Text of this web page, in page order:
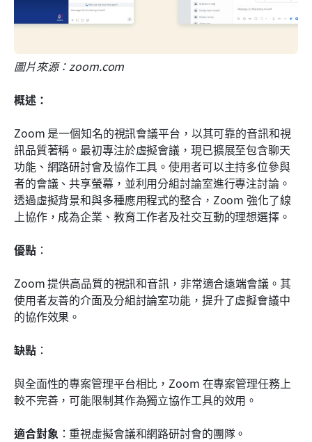
圖片來源：zoom.com
概述：
Zoom 是一個知名的視訊會議平台，以其可靠的音訊和視
訊品質著稱。最初專注於虛擬會議，現已擴展至包含聊天
功能、網路研討會及協作工具。使用者可以主持多位參與
者的會議、共享螢幕，並利用分組討論室進行專注討論。
透過虛擬背景和與多種應用程式的整合，Zoom 強化了線
上協作，成為企業、教育工作者及社交互動的理想選擇。
優點：
Zoom 提供高品質的視訊和音訊，非常適合遠端會議。其
使用者友善的介面及分組討論室功能，提升了虛擬會議中
的協作效果。
缺點：
與全面性的專案管理平台相比，Zoom 在專案管理任務上
較不完善，可能限制其作為獨立協作工具的效用。
適合對象 ：重視虛擬會議和網路研討會的團隊。